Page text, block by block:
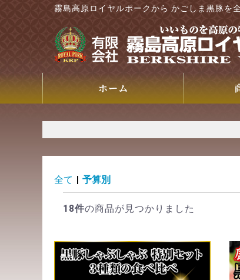
霧島高原ロイヤルポークから かごしま黒豚を
ホーム
全て | 予算別
18件の商品が見つかりました